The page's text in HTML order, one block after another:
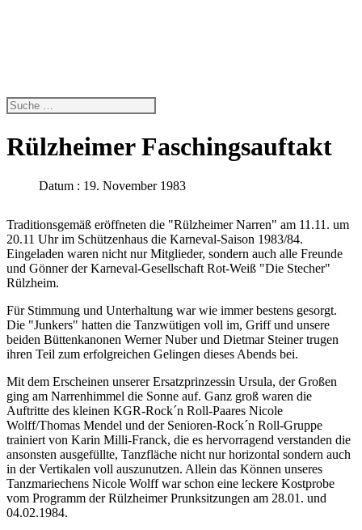
Rülzheimer Faschingsauftakt
Datum : 19. November 1983
Traditionsgemäß eröffneten die "Rülzheimer Narren" am 11.11. um
20.11 Uhr im Schützenhaus die Karneval-Saison 1983/84.
Eingeladen waren nicht nur Mitglieder, sondern auch alle Freunde
und Gönner der Karneval-Gesellschaft Rot-Weiß "Die Stecher"
Rülzheim.
Für Stimmung und Unterhaltung war wie immer bestens gesorgt.
Die "Junkers" hatten die Tanzwütigen voll im, Griff und unsere
beiden Büttenkanonen Werner Nuber und Dietmar Steiner trugen
ihren Teil zum erfolgreichen Gelingen dieses Abends bei.
Mit dem Erscheinen unserer Ersatzprinzessin Ursula, der Großen
ging am Narrenhimmel die Sonne auf. Ganz groß waren die
Auftritte des kleinen KGR-Rock´n Roll-Paares Nicole
Wolff/Thomas Mendel und der Senioren-Rock´n Roll-Gruppe
trainiert von Karin Milli-Franck, die es hervorragend verstanden die
ansonsten ausgefüllte, Tanzfläche nicht nur horizontal sondern auch
in der Vertikalen voll auszunutzen. Allein das Können unseres
Tanzmariechens Nicole Wolff war schon eine leckere Kostprobe
vom Programm der Rülzheimer Prunksitzungen am 28.01. und
04.02.1984.